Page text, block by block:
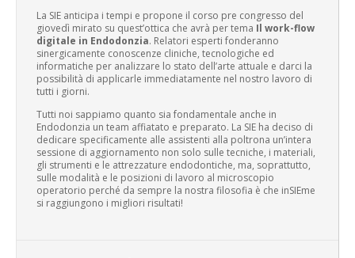
La SIE anticipa i tempi e propone il corso pre congresso del
giovedì mirato su quest’ottica che avrà per tema Il work-flow
digitale in Endodonzia. Relatori esperti fonderanno
sinergicamente conoscenze cliniche, tecnologiche ed
informatiche per analizzare lo stato dell’arte attuale e darci la
possibilità di applicarle immediatamente nel nostro lavoro di
tutti i giorni.
Tutti noi sappiamo quanto sia fondamentale anche in
Endodonzia un team affiatato e preparato. La SIE ha deciso di
dedicare specificamente alle assistenti alla poltrona un’intera
sessione di aggiornamento non solo sulle tecniche, i materiali,
gli strumenti e le attrezzature endodontiche, ma, soprattutto,
sulle modalità e le posizioni di lavoro al microscopio
operatorio perché da sempre la nostra filosofia è che inSIEme
si raggiungono i migliori risultati!